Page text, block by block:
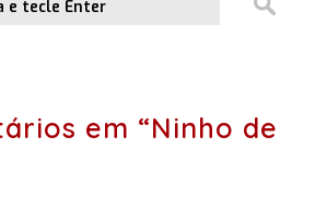
em “Ninho de